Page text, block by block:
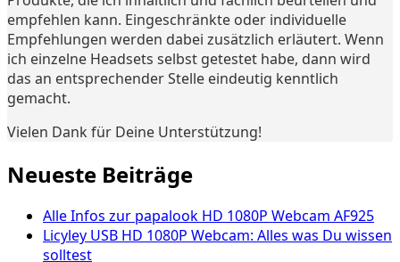
empfehlen kann. Eingeschränkte oder individuelle
Empfehlungen werden dabei zusätzlich erläutert. Wenn
ich einzelne Headsets selbst getestet habe, dann wird
das an entsprechender Stelle eindeutig kenntlich
gemacht.
Vielen Dank für Deine Unterstützung!
Neueste Beiträge
Alle Infos zur papalook HD 1080P Webcam AF925
Licyley USB HD 1080P Webcam: Alles was Du wissen
solltest